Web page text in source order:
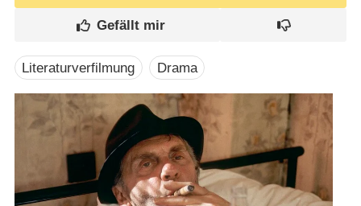
Literaturverfilmung Drama